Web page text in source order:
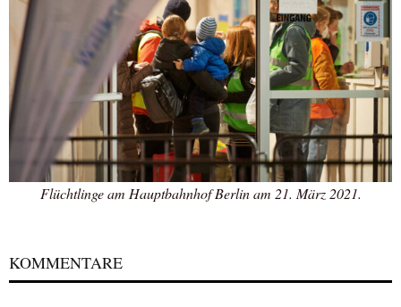
Flüchtlinge am Hauptbahnhof Berlin am 21. März 2021.
KOMMENTARE